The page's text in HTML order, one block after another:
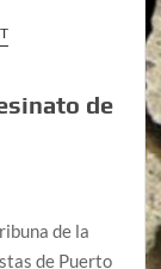
de
de la
de Puerto